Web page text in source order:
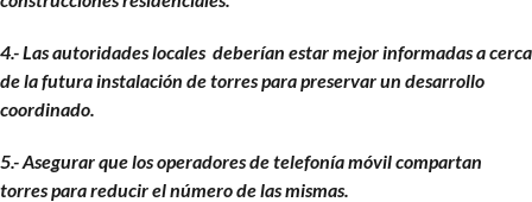
4.- Las autoridades locales deberían estar mejor informadas a cerca
de la futura instalación de torres para preservar un desarrollo
coordinado.
5.- Asegurar que los operadores de telefonía móvil compartan
torres para reducir el número de las mismas.